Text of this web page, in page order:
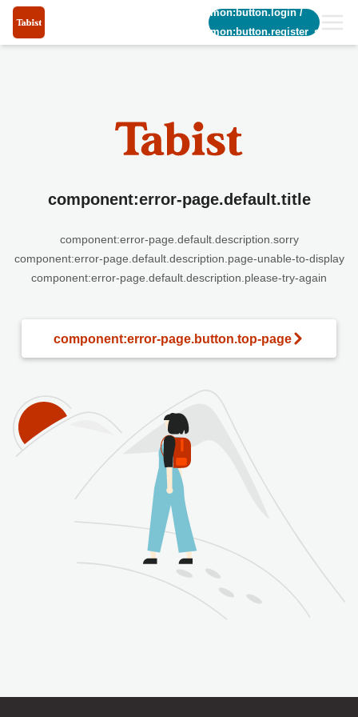
common:button.login/
common:button.register_short
component:error-page.default.title
component:error-page.default.description.sorry
component:error-page.default.description.page-unable-to-display
component:error-page.default.description.please-try-again
component:error-page.button.top-page